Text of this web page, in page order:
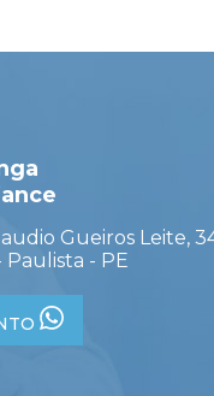
Gueiros Leite,
Paulista - PE